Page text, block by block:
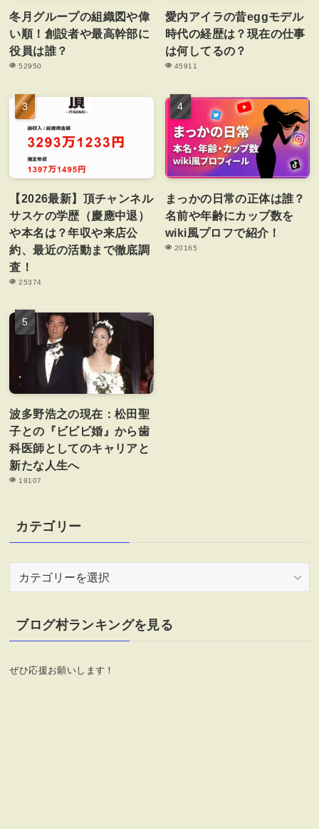
冬月グループの組織図や偉
い順！創設者や最高幹部に
役員は誰？
52950
愛内アイラの昔eggモデル
時代の経歴は？現在の仕事
は何してるの？
45911
【2026最新】頂チャンネル
サスケの学歴（慶應中退）
や本名は？年収や来店公
約、最近の活動まで徹底調
査！
25374
まっかの日常の正体は誰？
名前や年齢にカップ数を
wiki風プロフで紹介！
20165
波多野浩之の現在：松田聖
子との『ビビビ婚』から歯
科医師としてのキャリアと
新たな人生へ
19107
カテゴリー
リ
ー
ブログ村ランキングを見る
ぜひ応援お願いします！